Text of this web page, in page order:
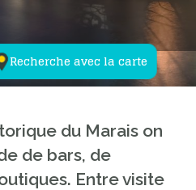
Recherche avec la carte
du Marais on
de bars, de
Entre visite